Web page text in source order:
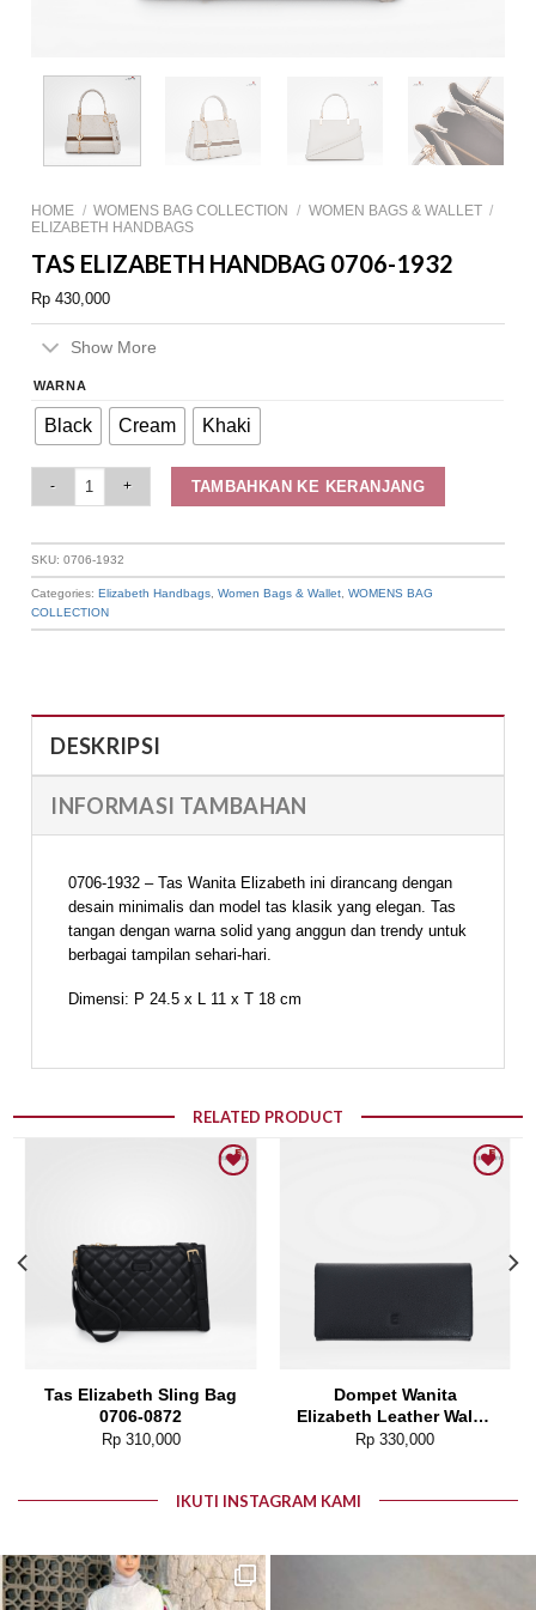
HOME / WOMENS BAG COLLECTION / WOMEN BAGS & WALLET /
ELIZABETH HANDBAGS
TAS ELIZABETH HANDBAG 0706-1932
Rp 430,000
Show More
WARNA
Black Cream Khaki
TAMBAHKAN KE KERANJANG
SKU:0706-1932
Categories:Elizabeth Handbags ,Women Bags & Wallet ,WOMENS BAG
COLLECTION
DESKRIPSI
INFORMASI TAMBAHAN
0706-1932 – Tas Wanita Elizabeth ini dirancang dengan
desain minimalis dan model tas klasik yang elegan. Tas
tangan dengan warna solid yang anggun dan trendy untuk
berbagai tampilan sehari-hari.
Dimensi: P 24.5 x L 11 x T 18 cm
RELATED PRODUCT
Tas Elizabeth Sling Bag
0706-0872
Rp310,000
Dompet Wanita
Elizabeth Leather Wallet
0111-0050
Rp 330,000
IKUTI INSTAGRAM KAMI